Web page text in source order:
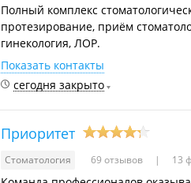
Полный комплекс
протезирование, приём
гинекология, ЛОР.
Показать контакты
сегодня закрыто
Приоритет
Стоматология 69 отзывов 13